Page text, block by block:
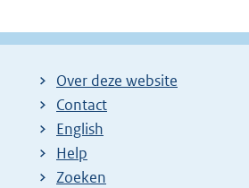
Over deze website
Contact
English
Help
Zoeken